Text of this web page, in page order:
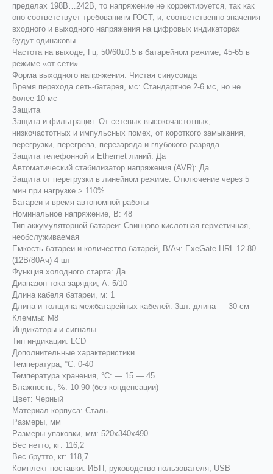
пределах 198В…242В, то напряжение не корректируется, так как
оно соответствует требованиям ГОСТ, и, соответственно значения
входного и выходного напряжения на цифровых индикаторах
будут одинаковы.
Частота на выходе, Гц: 50/60±0.5 в батарейном режиме; 45-65 в
режиме «от сети»
Форма выходного напряжения: Чистая синусоида
Время перехода сеть-батарея, мс: Стандартное 2-6 мс, но не
более 10 мс
Защита
Защита и фильтрация: От сетевых высокочастотных,
низкочастотных и импульсных помех, от короткого замыкания,
перегрузки, перегрева, перезаряда и глубокого разряда
Защита телефонной и Ethernet линий: Да
Автоматический стабилизатор напряжения (AVR): Да
Защита от перегрузки в линейном режиме: Отключение через 5
мин при нагрузке > 110%
Батареи и время автономной работы
Номинальное напряжение, В: 48
Тип аккумуляторной батареи: Свинцово-кислотная герметичная,
необслуживаемая
Емкость батареи и количество батарей, В/Ач: ExeGate HRL 12-80
(12В/80Ач) 4 шт
Функция холодного старта: Да
Диапазон тока зарядки, А: 5/10
Длина кабеля батареи, м: 1
Длина и толщина межбатарейных кабелей: 3шт. длина — 30 см
Клеммы: M8
Индикаторы и сигналы
Тип индикации: LCD
Дополнительные характеристики
Температура, °С: 0-40
Температура хранения, °С: — 15 — 45
Влажность, %: 10-90 (без конденсации)
Цвет: Черный
Материал корпуса: Сталь
Размеры, мм
Размеры упаковки, мм: 520x340x490
Вес нетто, кг: 116,2
Вес брутто, кг: 118,7
Комплект поставки: ИБП, руководство пользователя, USB